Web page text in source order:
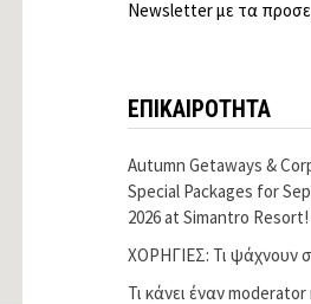
Newsletter με τα
ΕΠΙΚΑΙΡΟΤΗΤΑ
Autumn Getaways &
Special Packages for
2026 at Simantro Resort!
ΧΟΡΗΓΙΕΣ: Τι ψάχνουν
Τι κάνει έναν